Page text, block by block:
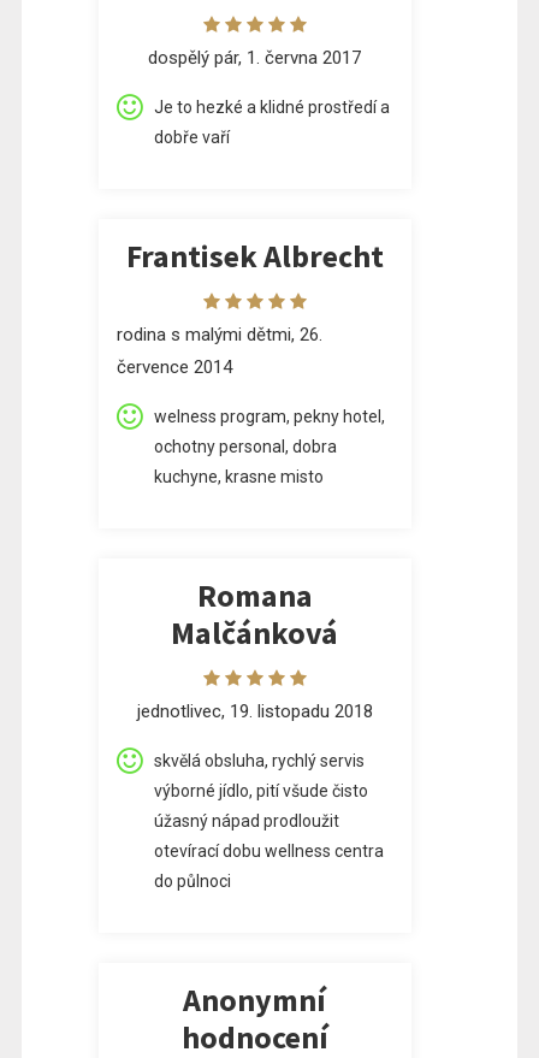
dospělý pár, 1. června 2017
Je to hezké a klidné prostředí a
dobře vaří
Frantisek Albrecht
rodina s malými dětmi, 26.
července 2014
welness program, pekny hotel,
ochotny personal, dobra
kuchyne, krasne misto
Romana
Malčánková
jednotlivec, 19. listopadu 2018
skvělá obsluha, rychlý servis
výborné jídlo, pití všude čisto
úžasný nápad prodloužit
otevírací dobu wellness centra
do půlnoci
Anonymní
hodnocení